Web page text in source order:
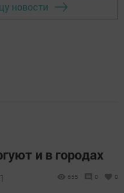
новости
и в городах
655 0 0